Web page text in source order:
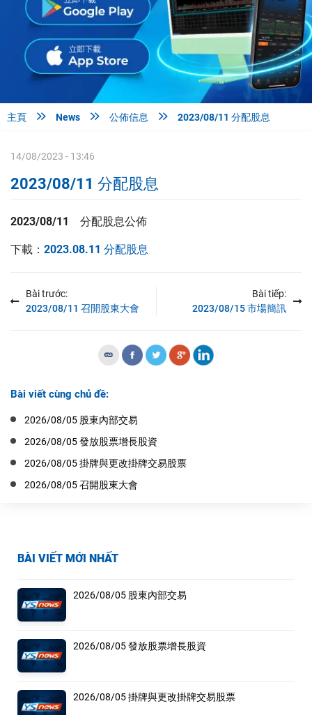
主頁  News  公佈信息  2023/08/11 分配股息
BÀI VIẾT MỚI NHẤT
2026/08/05 股東內部交易
2026/08/05 發放股票增長股資
2026/08/05 掛牌與更改掛牌交易股票
14/08/2023 - 13:46
2023/08/11 分配股息
2023/08/11 分配股息公佈
下載： 2023.08.11 分配股息
Bài trước:
2023/08/11 召開股東大會
Bài tiếp:
2023/08/15 市場簡訊
Bài viết cùng chủ đề:
2026/08/05 股東內部交易
2026/08/05 發放股票增長股資
2026/08/05 掛牌與更改掛牌交易股票
2026/08/05 召開股東大會